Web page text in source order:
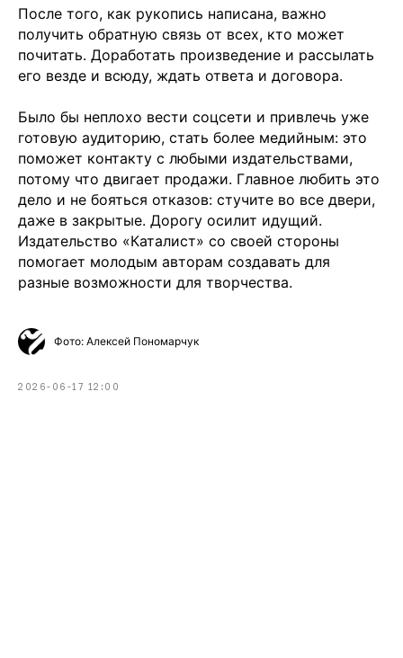
После того, как рукопись написана, важно
получить обратную связь от всех, кто может
почитать. Доработать произведение и рассылать
его везде и всюду, ждать ответа и договора.
Было бы неплохо вести соцсети и привлечь уже
готовую аудиторию, стать более медийным: это
поможет контакту с любыми издательствами,
потому что двигает продажи. Главное любить это
дело и не бояться отказов: стучите во все двери,
даже в закрытые. Дорогу осилит идущий.
Издательство «Каталист» со своей стороны
помогает молодым авторам создавать для
разные возможности для творчества.
Фото: Алексей Пономарчук
2026-06-17 12:00
МАХ
Написать редакции
Реквизиты
Рекламодателям
ООО «Вам понравится»
события
Телеграм
Вконтакте